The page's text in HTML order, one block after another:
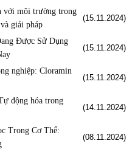
với môi trường trong
giải pháp
(15.11.2024)
Được Sử Dụng
(15.11.2024)
nghiệp: Cloramin
(15.11.2024)
động hóa trong
(14.11.2024)
Trong Cơ Thể:
(08.11.2024)